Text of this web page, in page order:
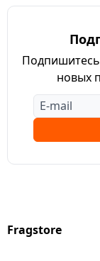
Подпишитесь
новых
Fragstore